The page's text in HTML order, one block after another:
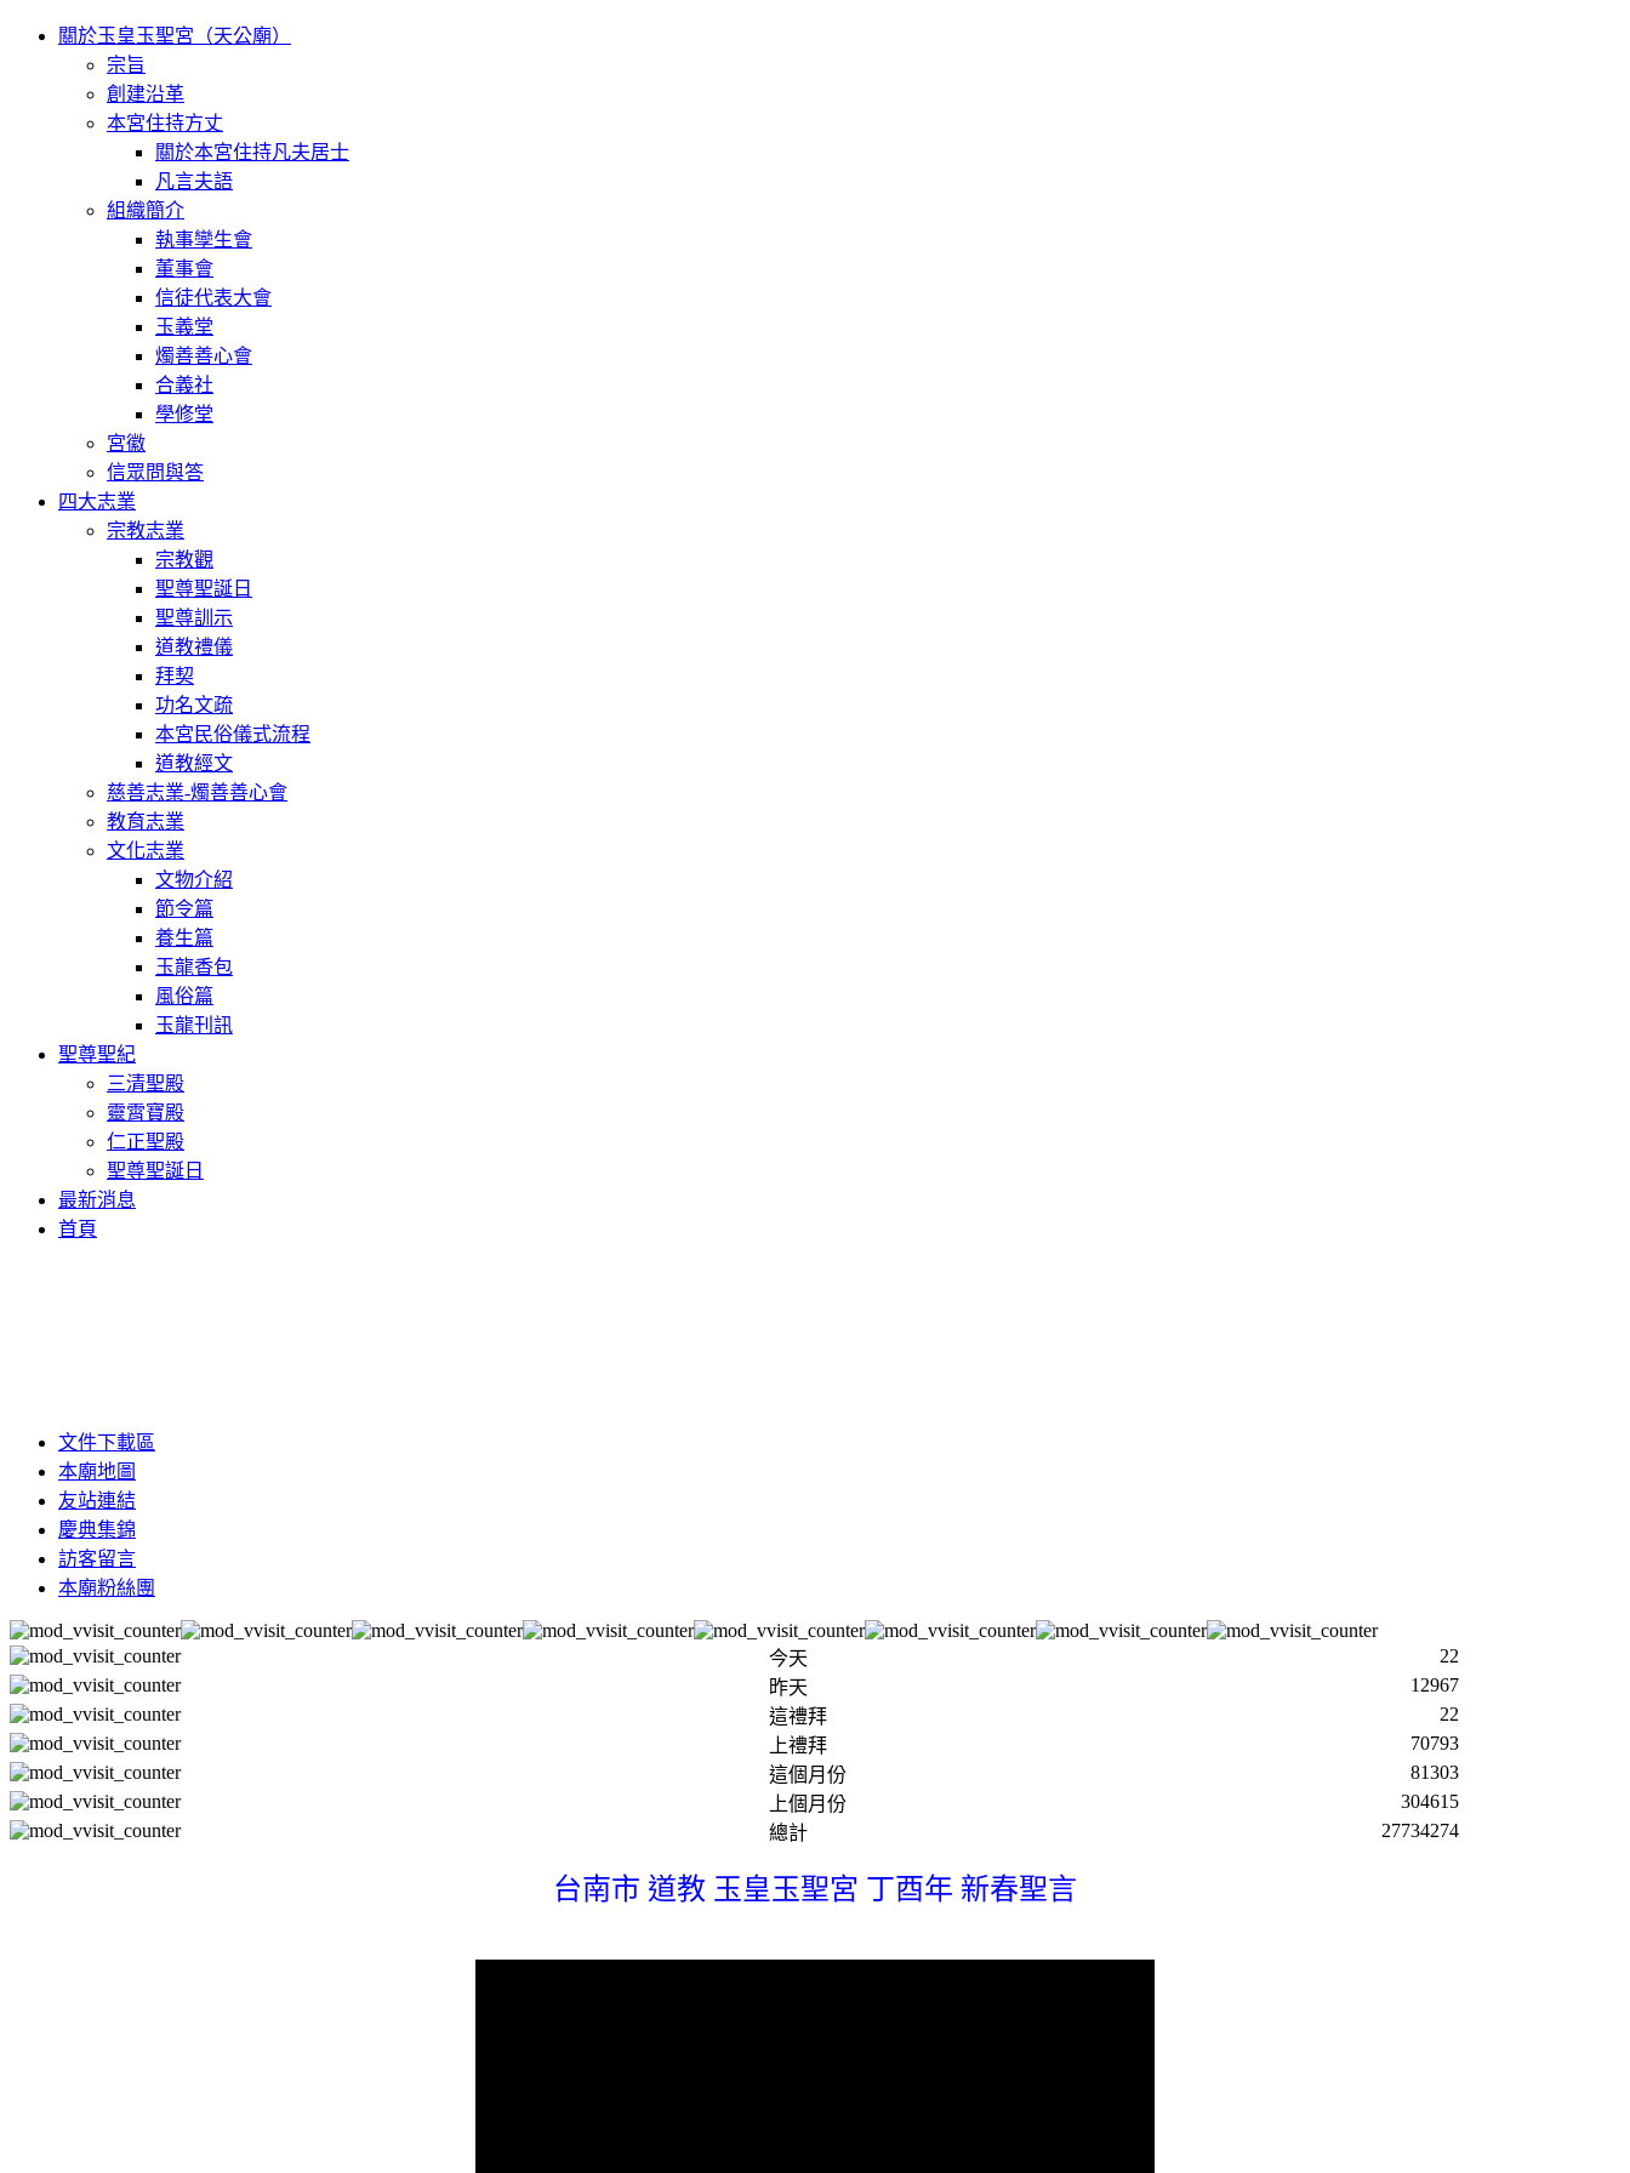
關於玉皇玉聖宮（天公廟）
宗旨
創建沿革
本宮住持方丈
關於本宮住持凡夫居士
凡言夫語
組織簡介
執事孿生會
董事會
信徒代表大會
玉義堂
燭善善心會
合義社
學修堂
宮徽
信眾問與答
四大志業
宗教志業
宗教觀
聖尊聖誕日
聖尊訓示
道教禮儀
拜契
功名文疏
本宮民俗儀式流程
道教經文
慈善志業-燭善善心會
教育志業
文化志業
文物介紹
節令篇
養生篇
玉龍香包
風俗篇
玉龍刊訊
聖尊聖紀
三清聖殿
靈霄寶殿
仁正聖殿
聖尊聖誕日
最新消息
首頁
文件下載區
本廟地圖
友站連結
慶典集錦
訪客留言
本廟粉絲團
今天
22
昨天
12967
這禮拜
22
上禮拜
70793
這個月份
81303
上個月份
304615
總計
27734274
台南市 道教 玉皇玉聖宮 丁酉年 新春聖言